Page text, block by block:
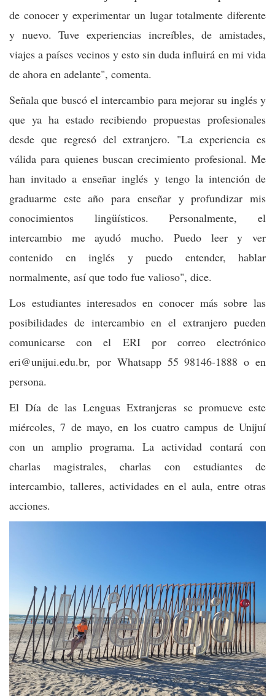
de conocer y experimentar un lugar totalmente diferente
y nuevo. Tuve experiencias increíbles, de amistades,
viajes a países vecinos y esto sin duda influirá en mi vida
de ahora en adelante", comenta.
Señala que buscó el intercambio para mejorar su inglés y
que ya ha estado recibiendo propuestas profesionales
desde que regresó del extranjero. "La experiencia es
válida para quienes buscan crecimiento profesional. Me
han invitado a enseñar inglés y tengo la intención de
graduarme este año para enseñar y profundizar mis
conocimientos lingüísticos. Personalmente, el
intercambio me ayudó mucho. Puedo leer y ver
contenido en inglés y puedo entender, hablar
normalmente, así que todo fue valioso", dice.
Los estudiantes interesados en conocer más sobre las
posibilidades de intercambio en el extranjero pueden
comunicarse con el ERI por correo electrónico
eri@unijui.edu.br, por Whatsapp 55 98146-1888 o en
persona.
El Día de las Lenguas Extranjeras se promueve este
miércoles, 7 de mayo, en los cuatro campus de Unijuí
con un amplio programa. La actividad contará con
charlas magistrales, charlas con estudiantes de
intercambio, talleres, actividades en el aula, entre otras
acciones.